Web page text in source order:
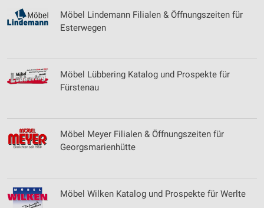
Möbel Lindemann Filialen & Öffnungszeiten für
Esterwegen
Möbel Lübbering Katalog und Prospekte für
Fürstenau
Möbel Meyer Filialen & Öffnungszeiten für
Georgsmarienhütte
Möbel Wilken Katalog und Prospekte für Werlte